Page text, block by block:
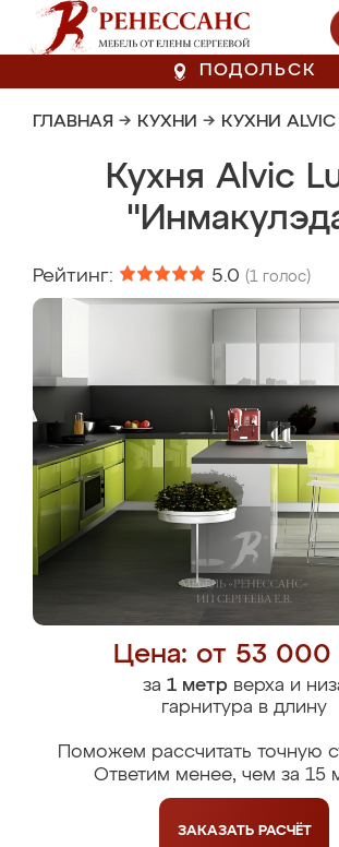
ПОДОЛЬСК
ГЛАВНАЯ → КУХНИ → КУХНИ ALVIC
Кухня Alvic
Рейтинг: 5.0 (1 голос)
Цена: от 53 000
за 1 метрверха и
гарнитура в длину
Поможем рассчитать точную
Ответим менее, чем за 15
ЗАКАЗАТЬ РАСЧЁТ